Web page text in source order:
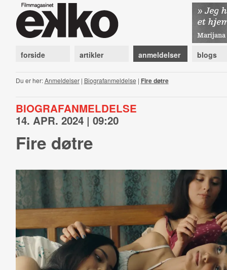
forside artikler anmeldelser blogs
Du er her:Anmeldelser| Biografanmeldelse | Fire døtre
BIOGRAFANMELDELSE
14. APR. 2024 | 09:20
Fire døtre